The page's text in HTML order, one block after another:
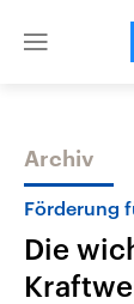
Close
Themen
Archiv
Förderung
Die